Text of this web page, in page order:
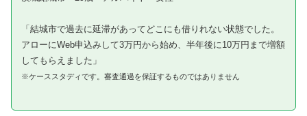
「結城市で過去に延滞があってどこにも借りれない状態でした。
アローにWeb申込みして3万円から始め、半年後に10万円まで増額
してもらえました」
※ケーススタディです。審査通過を保証するものではありません